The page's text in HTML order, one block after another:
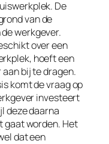
De
van de
werkgever.
over een
hoeft een
bij te dragen.
komt de vraag op
investeert
deze daarna
gaat worden. Het
dat een